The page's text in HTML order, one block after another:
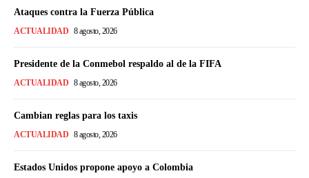
Ataques contra la Fuerza Pública
ACTUALIDAD 8 agosto, 2026
Presidente de la Conmebol respaldo al de la FIFA
ACTUALIDAD 8 agosto, 2026
Cambian reglas para los taxis
ACTUALIDAD 8 agosto, 2026
Estados Unidos propone apoyo a Colombia